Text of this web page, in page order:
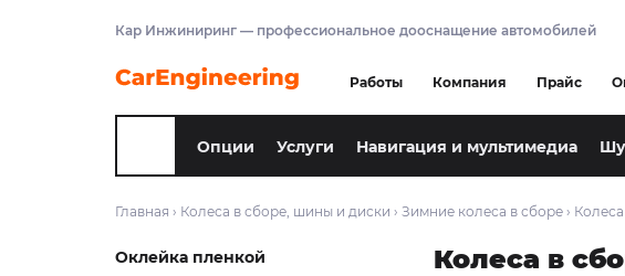
Кар Инжиниринг — профессиональное дооснащение автомобилей
Работы Компания Прайс
Опции Услуги Навигация и мультимедиа
Главная › Колеса в сборе, шины и диски › Зимние колеса в сборе ›
Оклейка пленкой
Колеса в